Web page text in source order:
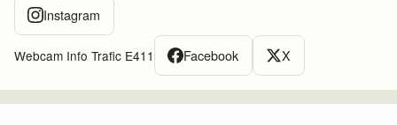
Instagram
Webcam Info Trafic E411 Facebook X